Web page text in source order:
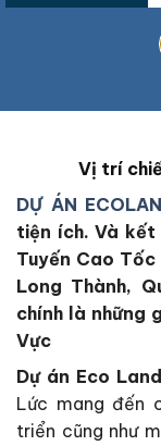
Vị trí
DỰ ÁN
tiện ích. Và
Tuyến Cao Tốc
Long Thành,
chính là những
Vực
Dự án Eco Land
Lức mang đến
triển cũng như